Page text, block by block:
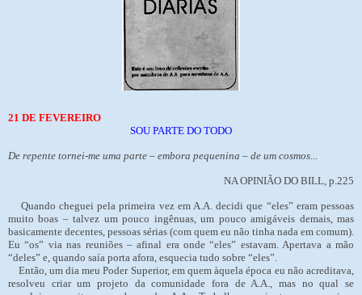
21 DE FEVEREIRO
SOU PARTE DO TODO
De repente tornei-me uma parte – embora pequenina – de um cosmos...
NA OPINIÃO DO BILL, p.225
Quando cheguei pela primeira vez em A.A. decidi que “eles” eram pessoas
muito boas – talvez um pouco ingênuas, um pouco amigáveis demais, mas
basicamente decentes, pessoas sérias (com quem eu não tinha nada em comum).
Eu “os” via nas reuniões – afinal era onde “eles” estavam. Apertava a mão
“deles” e, quando saía porta afora, esquecia tudo sobre “eles”.
Então, um dia meu Poder Superior, em quem àquela época eu não acreditava,
resolveu criar um projeto da comunidade fora de A.A., mas no qual se